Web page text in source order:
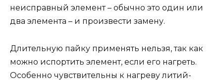
неисправный элемент – обычно это один или
два элемента – и произвести замену.
Длительную пайку применять нельзя, так как
можно испортить элемент, если его нагреть.
Особенно чувствительны к нагреву литий-